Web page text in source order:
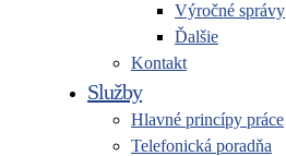
Výročné správy
Ďalšie
Kontakt
Služby
Hlavné princípy práce
Telefonická poradňa